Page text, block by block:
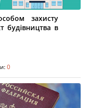
захисту
будівництва в
0